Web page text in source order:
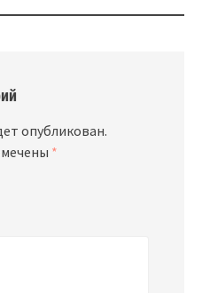
опубликован.
*